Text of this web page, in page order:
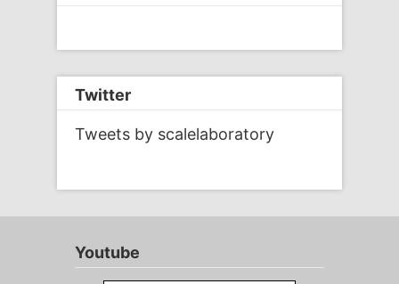
Twitter
Tweets by scalelaboratory
Youtube